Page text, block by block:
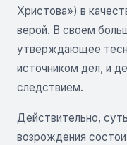
Христова») в
верой. В своем
утверждающее
источником дел, и
следствием.
Действительно,
возрождения